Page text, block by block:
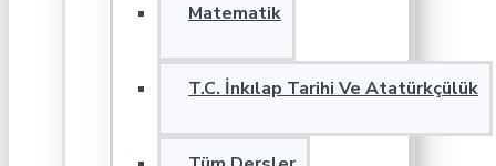
Matematik
T.C. İnkılap Tarihi Ve Atatürkçülük